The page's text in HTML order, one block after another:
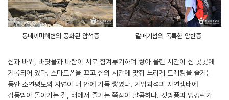
동네끼미해변의 풍화된 암석층 갈매기섬의 독특한 암반층
섬과 바위, 바닷물과 바람이 서로 힘겨루기하며 쌓아 올린 시간이 섬 곳곳에
기록되어 있다. 스마트폰을 끄고 섬의 시간에 맞춰 느리게 트레킹을 즐기는
동안 소연평도의 자연이 내 안에 가득 쌓였다. 기암괴석과 자연생태에
감동받아 돌아가는 길, 배에서 즐기는 쪽잠이 달콤하다. 갯방풍과 엉겅퀴가